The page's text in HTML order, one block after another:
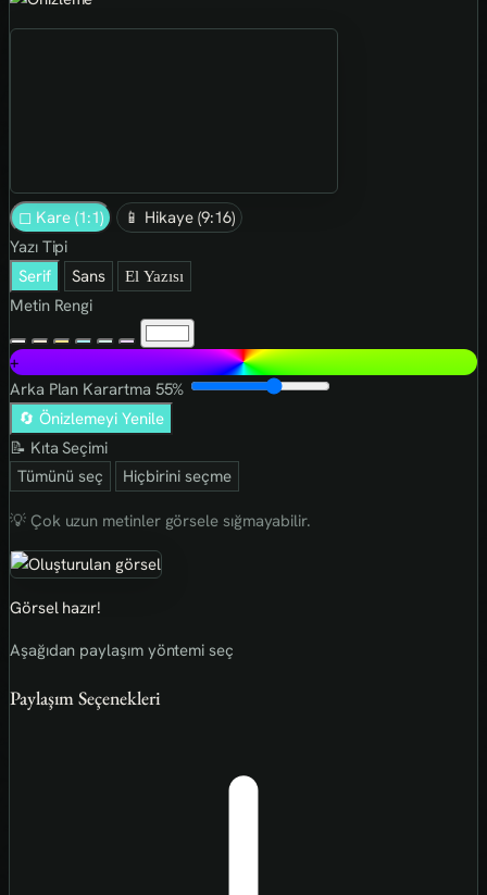
◻ Kare (1:1)
📱 Hikaye (9:16)
Yazı Tipi
Serif
Sans El Yazısı
Metin Rengi
+
Arka Plan Karartma 55%
🔄 Önizlemeyi Yenile
📝 Kıta Seçimi
Tümünü seç
Hiçbirini seçme
💡 Çok uzun metinler görsele sığmayabilir.
Görsel hazır!
Aşağıdan paylaşım yöntemi seç
Paylaşım Seçenekleri